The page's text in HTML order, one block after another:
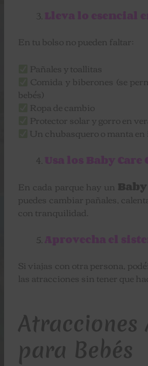
Lleva lo esencial
En tu bolso no pueden faltar:
Pañales y toallitas
Comida y biberones (se
bebés)
Ropa de cambio
Protector solar y gorro en
Un chubasquero o manta
Usa los Baby Care
En cada parque hay un
puedes cambiar pañales,
con tranquilidad.
Aprovecha el
Si viajas con otra persona,
las atracciones sin tener que
Atracciones
para Bebés